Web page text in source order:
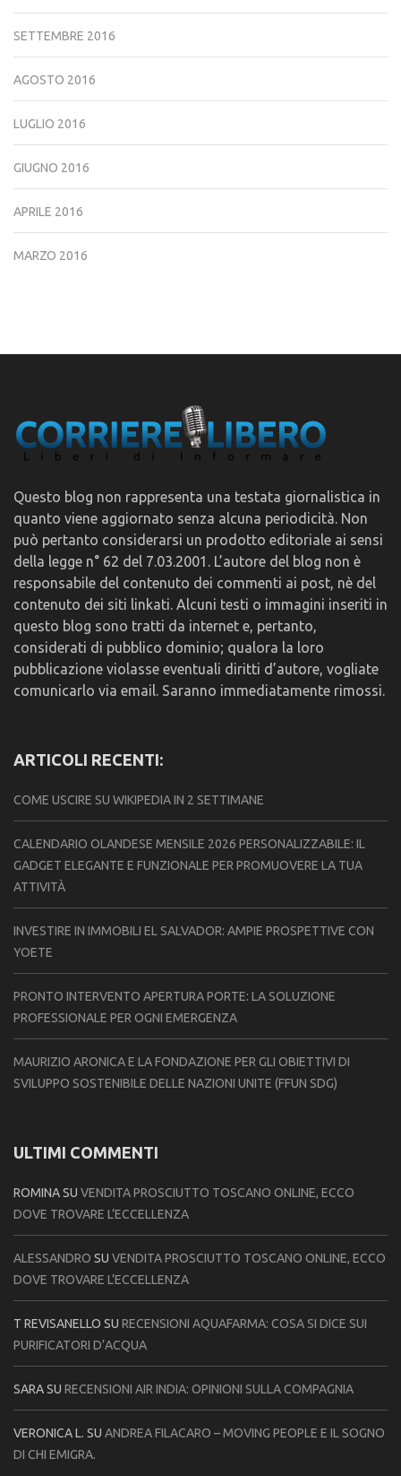
SETTEMBRE 2016
AGOSTO 2016
LUGLIO 2016
GIUGNO 2016
APRILE 2016
MARZO 2016
Questo blog non rappresenta una testata giornalistica in
quanto viene aggiornato senza alcuna periodicità. Non
può pertanto considerarsi un prodotto editoriale ai sensi
della legge n° 62 del 7.03.2001. L’autore del blog non è
responsabile del contenuto dei commenti ai post, nè del
contenuto dei siti linkati. Alcuni testi o immagini inseriti in
questo blog sono tratti da internet e, pertanto,
considerati di pubblico dominio; qualora la loro
pubblicazione violasse eventuali diritti d’autore, vogliate
comunicarlo via email. Saranno immediatamente rimossi.
ARTICOLI RECENTI:
COME USCIRE SU WIKIPEDIA IN 2 SETTIMANE
CALENDARIO OLANDESE MENSILE 2026 PERSONALIZZABILE: IL
GADGET ELEGANTE E FUNZIONALE PER PROMUOVERE LA TUA
ATTIVITÀ
INVESTIRE IN IMMOBILI EL SALVADOR: AMPIE PROSPETTIVE CON
YOETE
PRONTO INTERVENTO APERTURA PORTE: LA SOLUZIONE
PROFESSIONALE PER OGNI EMERGENZA
MAURIZIO ARONICA E LA FONDAZIONE PER GLI OBIETTIVI DI
SVILUPPO SOSTENIBILE DELLE NAZIONI UNITE (FFUN SDG)
ULTIMI COMMENTI
ROMINASU VENDITA PROSCIUTTO TOSCANO ONLINE, ECCO
DOVE TROVARE L’ECCELLENZA
ALESSANDRO SU VENDITA PROSCIUTTO TOSCANO ONLINE, ECCO
DOVE TROVARE L’ECCELLENZA
T REVISANELLO SU RECENSIONI AQUAFARMA: COSA SI DICE SUI
PURIFICATORI D’ACQUA
SARASU RECENSIONI AIR INDIA: OPINIONI SULLA COMPAGNIA
VERONICA L. SU ANDREA FILACARO – MOVING PEOPLE E IL SOGNO
DI CHI EMIGRA.